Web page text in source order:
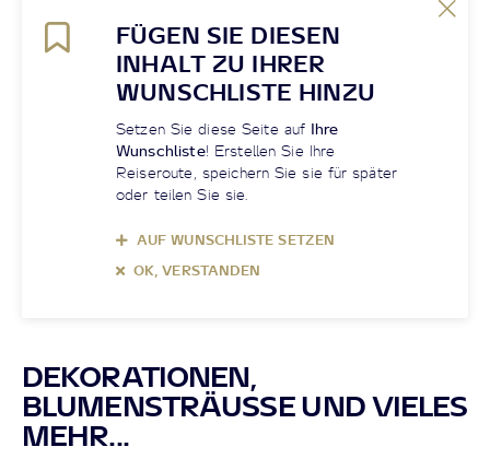
FÜGEN SIE DIESEN
INHALT ZU IHRER
WUNSCHLISTE HINZU
Setzen Sie diese Seite auf Ihre
Wunschliste! Erstellen Sie Ihre
Reiseroute, speichern Sie sie für später
oder teilen Sie sie.
AUF WUNSCHLISTE SETZEN
OK, VERSTANDEN
DEKORATIONEN,
BLUMENSTRÄUSSE UND VIELES
MEHR...